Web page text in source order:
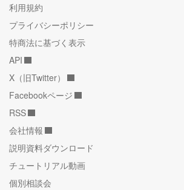
利用規約
プライバシーポリシー
特商法に基づく表示
API
X（旧Twitter）
Facebookページ
RSS
会社情報
説明資料ダウンロード
チュートリアル動画
個別相談会